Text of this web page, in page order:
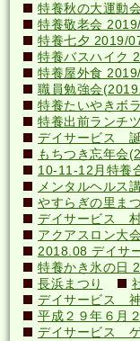
特養秋の大運動
特養敬老会
特養七夕 2019/
特養バスハイク
特養屋外食
職員勉強会
特養たいやきボ
特養出前ランチ
デイサービス
もちつき忘年会
10-11-12月特養
メンタルヘルス
やすらぎの里ま
デイサービス
アクアスロン大
2018.08 デイサ
特養かき氷の日
長浜まつり
デイサービス
平成２９年６月
デイサービス